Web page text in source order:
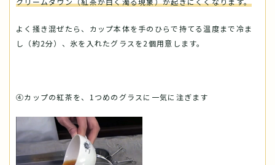
よく掻き混ぜたら、カップ本体を手のひらで持てる温度まで冷ま
し（約2分）、氷を入れたグラスを2個用意します。
④カップの紅茶を、1つめのグラスに一気に注ぎます